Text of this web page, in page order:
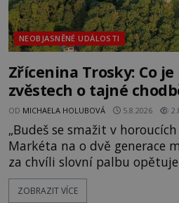
NEOBJASNĚNÉ UDÁLOSTI
Zřícenina Trosky: Co
zvěstech o tajné
OD MICHAELA HOLUBOVÁ 5.8.2026
„Budeš se smažit v
Markéta na o dvě generace
za chvíli slovní palbu
katolička, druhá přesvědčená
nich se usídlí na jedné z věží
ZOBRAZIT VÍCE